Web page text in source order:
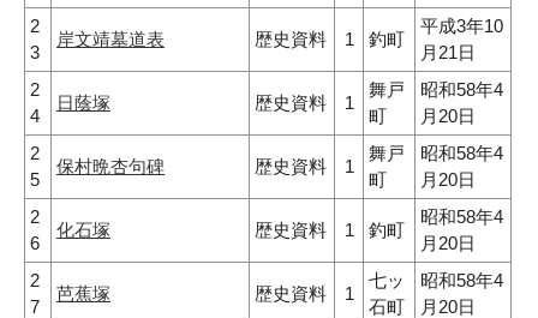
2
3
岸文靖墓道表 歴史資料 1 釣町
平成3年10
月21日
2
4
日蔭塚 歴史資料 1
舞戸
町
昭和58年4
月20日
2
5
保村晩杏句碑 歴史資料 1
舞戸
町
昭和58年4
月20日
2
6
化石塚 歴史資料 1 釣町
昭和58年4
月20日
2
7
芭蕉塚 歴史資料 1
七ッ
石町
昭和58年4
月20日